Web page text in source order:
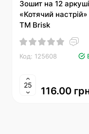
Зошит на 12
«Котячий
ТМ Brisk
Код: 125608
116.00